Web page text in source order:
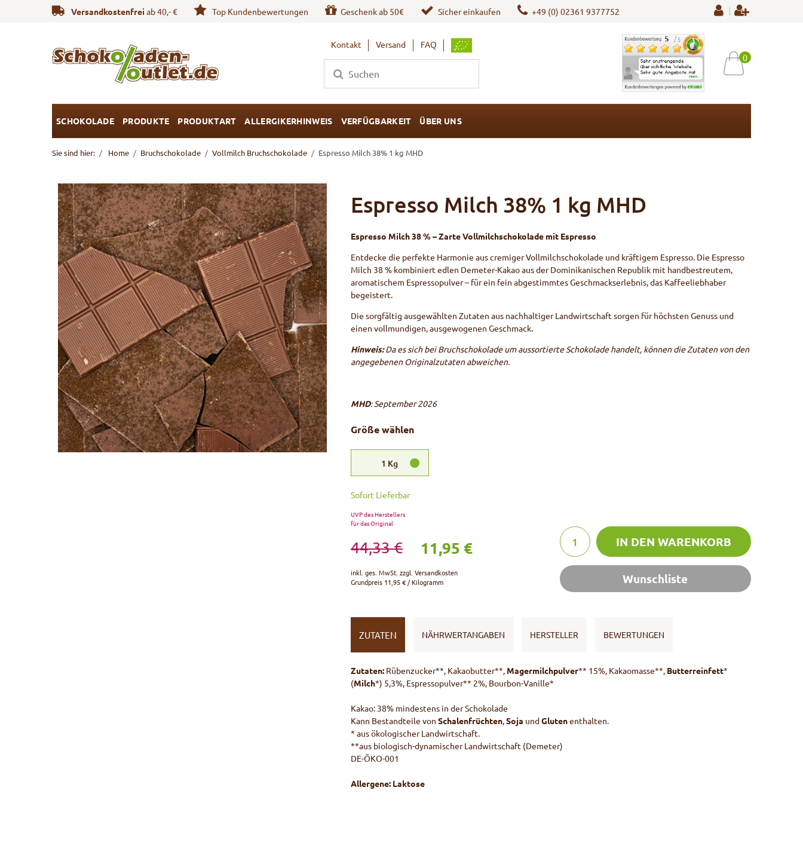
Versandkostenfreiab 40,- € Top Kundenbewertungen Geschenk ab 50€ Sicher einkaufen +49 (0) 02361 9377752
0
SCHOKOLADE PRODUKTE PRODUKTART ALLERGIKERHINWEIS VERFÜGBARKEIT ÜBER UNS
Kontakt Versand FAQ
Sie sind hier: Home Bruchschokolade Vollmilch Bruchschokolade Espresso Milch 38% 1 kg MHD
Espresso Milch 38% 1 kg MHD
Espresso Milch 38 % – Zarte Vollmilchschokolade mit Espresso
Entdecke die perfekte Harmonie aus cremiger Vollmilchschokolade und kräftigem Espresso. Die Espresso
Milch 38 % kombiniert edlen Demeter-Kakao aus der Dominikanischen Republik mit handbestreutem,
aromatischem Espressopulver – für ein fein abgestimmtes Geschmackserlebnis, das Kaffeeliebhaber
begeistert.
Die sorgfältig ausgewählten Zutaten aus nachhaltiger Landwirtschaft sorgen für höchsten Genuss und
einen vollmundigen, ausgewogenen Geschmack.
Hinweis:Da es sich bei Bruchschokolade um aussortierte Schokolade handelt, können die Zutaten von den
angegebenen Originalzutaten abweichen.
MHD: September 2026
Größe wählen
1 Kg
Sofort Lieferbar
UVP des Herstellers
für das Original
44,33 € 11,95 €
inkl. ges. MwSt. zzgl. Versandkosten
Grundpreis 11,95 € / Kilogramm
IN DEN WARENKORB
Wunschliste
ZUTATEN NÄHRWERTANGABEN HERSTELLER BEWERTUNGEN
Zutaten: Rübenzucker**, Kakaobutter**, Magermilchpulver** 15%, Kakaomasse**, Butterreinfett*
(Milch*) 5,3%, Espressopulver** 2%, Bourbon-Vanille*
Kakao: 38% mindestens in der Schokolade
Kann Bestandteile von Schalenfrüchten,Soja undGlutenenthalten.
* aus ökologischer Landwirtschaft.
**aus biologisch-dynamischer Landwirtschaft (Demeter)
DE-ÖKO-001
Allergene: Laktose